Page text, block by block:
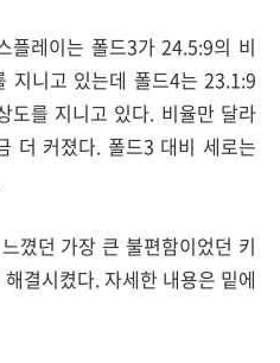
플레이는 폴드3가 24.5:9의 비
니고 있는데 폴드4는 23.1:9
를 지니고 있다. 비율만 달라
더 커졌다. 폴드3 대비 세로는
꼈던 가장 큰 불편함이었던 키
결시켰다. 자세한 내용은 밑에